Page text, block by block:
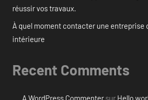
réussir vos travaux.
À quel moment contacter une entreprise
intérieure
Recent Comments
A WordPress Commentersur Hello